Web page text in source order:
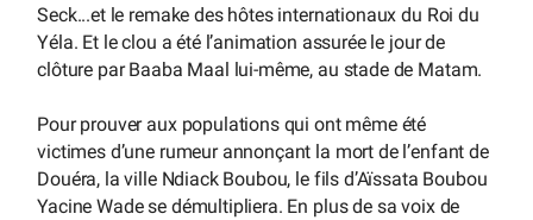
Seck...et le remake des hôtes internationaux du Roi du
Yéla. Et le clou a été l’animation assurée le jour de
clôture par Baaba Maal lui-même, au stade de Matam.
Pour prouver aux populations qui ont même été
victimes d’une rumeur annonçant la mort de l’enfant de
Douéra, la ville Ndiack Boubou, le fils d’Aïssata Boubou
Yacine Wade se démultipliera. En plus de sa voix de